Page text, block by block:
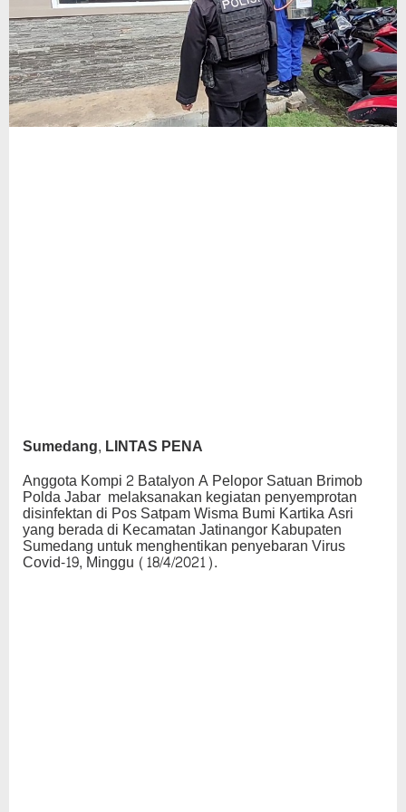
Sumedang, LINTAS PENA
Anggota Kompi 2 Batalyon A Pelopor Satuan Brimob
Polda Jabar melaksanakan kegiatan penyemprotan
disinfektan di Pos Satpam Wisma Bumi Kartika Asri
yang berada di Kecamatan Jatinangor Kabupaten
Sumedang untuk menghentikan penyebaran Virus
Covid-19, Minggu (18/4/2021).